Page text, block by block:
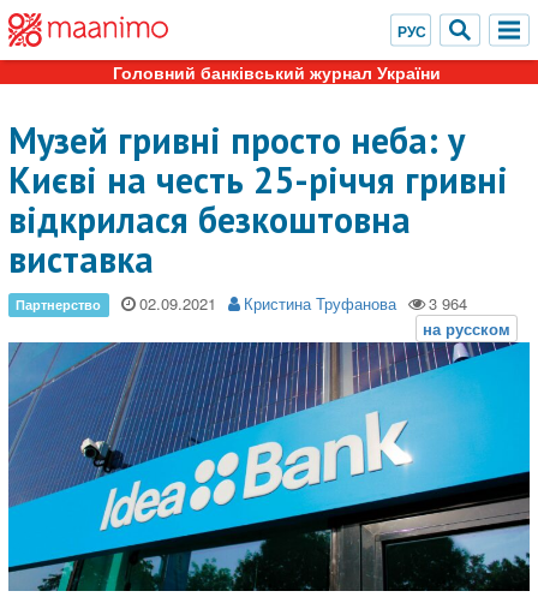
Головний банківський журнал України
Музей гривні просто неба: у
Києві на честь 25-річчя гривні
відкрилася безкоштовна
виставка
02.09.2021 Кристина Труфанова